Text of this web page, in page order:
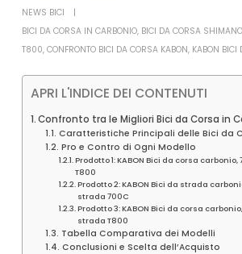
NEWS BICI
BICI DA CORSA IN CARBONIO, BICI DA CORSA
T800, CONFRONTO BICI DA CORSA KABON, KABON BICI
APRI L'INDICE DEI CONTENUTI
Confronto tra le Migliori Bici da Corsa in
Caratteristiche Principali delle Bici da
Pro e Contro di Ogni Modello
Prodotto 1: KABON Bici da corsa
T800
Prodotto 2: KABON Bici da strada
strada 700C
Prodotto 3: KABON Bici da corsa
strada T800
Tabella Comparativa dei Modelli
Conclusioni e Scelta dell’Acquisto